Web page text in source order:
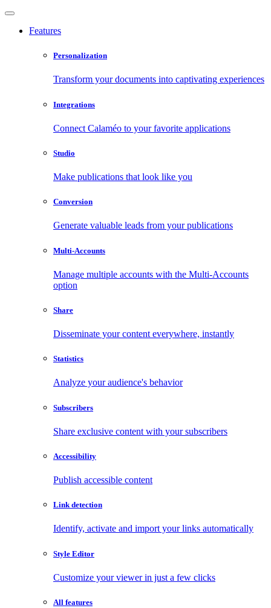
Features
Personalization
Transform your documents into captivating experiences
Integrations
Connect Calaméo to your favorite applications
Studio
Make publications that look like you
Conversion
Generate valuable leads from your publications
Multi-Accounts
Manage multiple accounts with the Multi-Accounts
option
Share
Disseminate your content everywhere, instantly
Statistics
Analyze your audience's behavior
Subscribers
Share exclusive content with your subscribers
Accessibility
Publish accessible content
Link detection
Identify, activate and import your links automatically
Style Editor
Customize your viewer in just a few clicks
All features